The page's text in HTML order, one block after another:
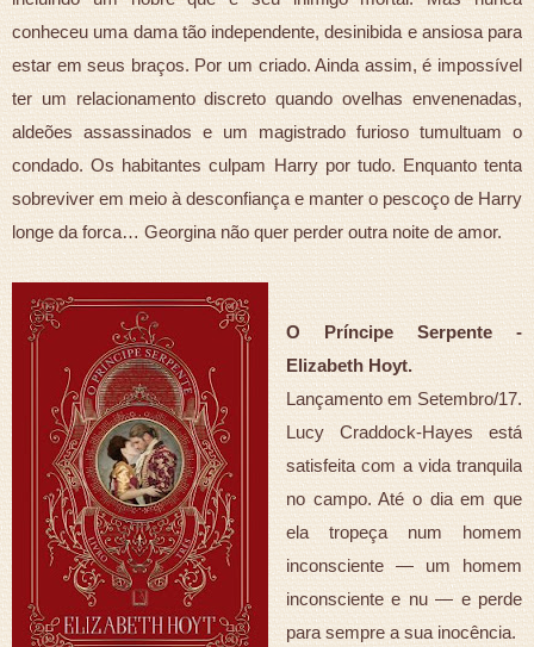
conheceu uma dama tão independente, desinibida e ansiosa para
estar em seus braços. Por um criado. Ainda assim, é impossível
ter um relacionamento discreto quando ovelhas envenenadas,
aldeões assassinados e um magistrado furioso tumultuam o
condado. Os habitantes culpam Harry por tudo. Enquanto tenta
sobreviver em meio à desconfiança e manter o pescoço de Harry
longe da forca… Georgina não quer perder outra noite de amor.
O Príncipe Serpente -
Elizabeth Hoyt.
Lançamento em Setembro/17.
Lucy Craddock-Hayes está
satisfeita com a vida tranquila
no campo. Até o dia em que
ela tropeça num homem
inconsciente — um homem
inconsciente e nu — e perde
para sempre a sua inocência.